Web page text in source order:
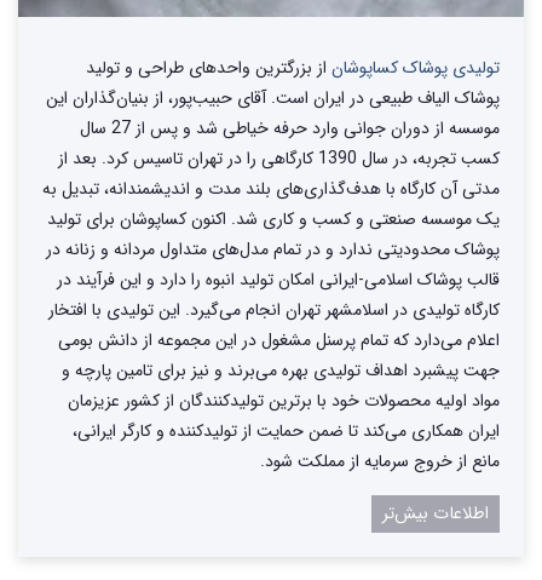
تولیدی پوشاک کساپوشان از بزرگترین واحد‌های طراحی و تولید‌
پوشاک الیاف طبیعی در ایران است. آقای حبیب‌پور، از بنیان‌گذاران این
موسسه از دوران جوانی وارد حرفه خیاطی شد و پس از 27 سال
کسب تجربه، در سال 1390 کارگاهی را در تهران تاسیس کرد. بعد از
مدتی آن کارگاه با هدف‌گذاری‌های بلند مدت و اندیشمندانه، تبدیل به
یک موسسه صنعتی و کسب و کاری شد. اکنون کساپوشان برای تولید
پوشاک محدودیتی ندارد و در تمام مدل‌های متداول مردانه و زنانه در
قالب پوشاک اسلامی-ایرانی امکان تولید انبوه را دارد و این فرآیند در
کارگاه تولیدی در اسلامشهر تهران انجام می‌گیرد. این تولیدی با افتخار
اعلام می‌دارد که تمام پرسنل مشغول در این مجموعه از دانش بومی
جهت پیشبرد اهداف تولیدی بهره می‌برند و نیز برای تامین پارچه و
مواد اولیه محصولات خود با برترین تولیدکنندگان از کشور عزیزمان
ایران همکاری می‌کند تا ضمن حمایت از تولیدکننده و کارگر ایرانی،
مانع از خروج سرمایه از مملکت شود.
اطلاعات بیش‌تر